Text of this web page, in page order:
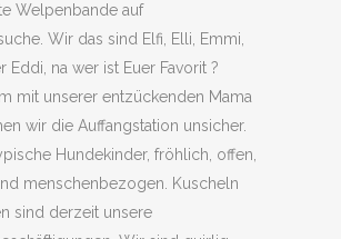
Welpenbande auf
Wir das sind Elfi, Elli, Emmi,
Eddi, na wer ist Euer Favorit ?
mit unserer entzückenden Mama
wir die Auffangstation unsicher.
Hundekinder, fröhlich, offen,
menschenbezogen. Kuscheln
sind derzeit unsere